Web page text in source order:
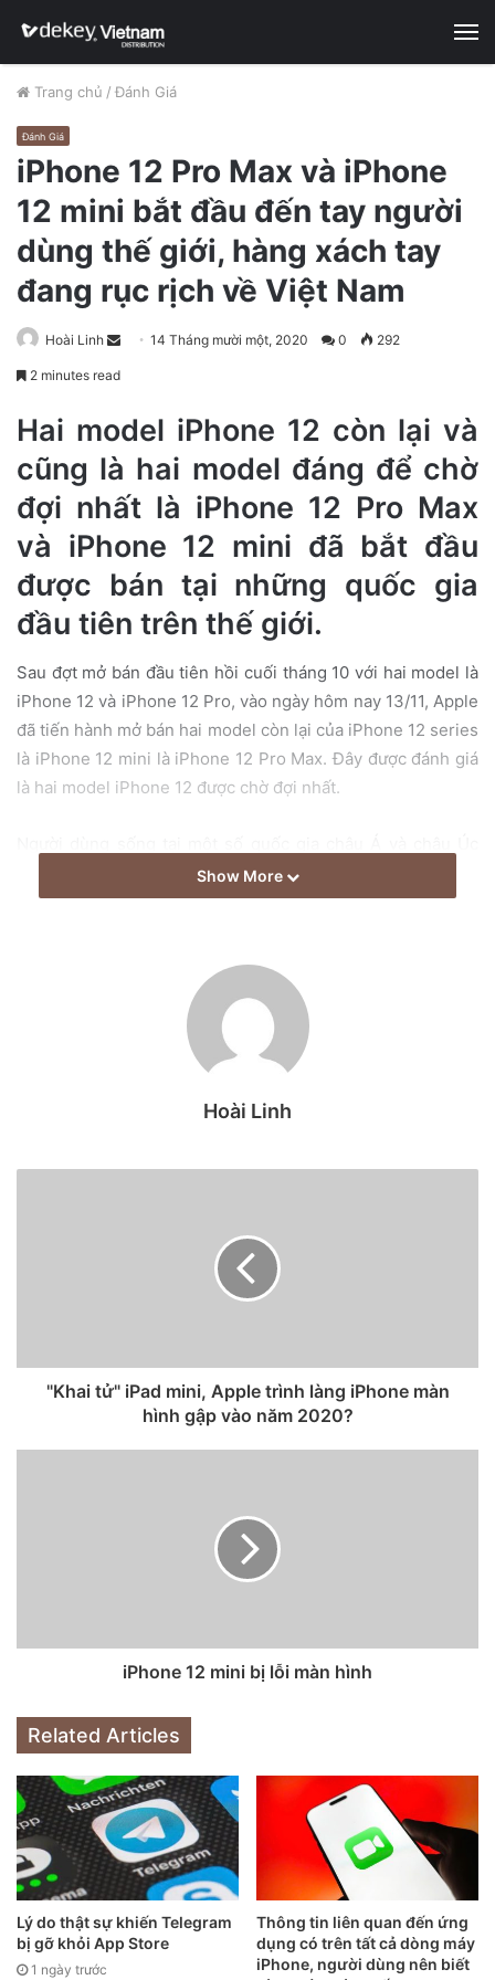
Trang chủ / Đánh Giá
Đánh Giá
iPhone 12 Pro Max và iPhone
12 mini bắt đầu đến tay người
dùng thế giới, hàng xách tay
đang rục rịch về Việt Nam
Hoài Linh
a
n
e
a
i
14 Tháng mười một, 2020 0 292
2 minutes read
Hai model iPhone 12 còn lại và
cũng là hai model đáng để chờ
đợi nhất là iPhone 12 Pro Max
và iPhone 12 mini đã bắt đầu
được bán tại những quốc gia
đầu tiên trên thế giới.
Sau đợt mở bán đầu tiên hồi cuối tháng 10 với hai model là
iPhone 12 và iPhone 12 Pro, vào ngày hôm nay 13/11, Apple
đã tiến hành mở bán hai model còn lại của iPhone 12 series
là iPhone 12 mini là iPhone 12 Pro Max. Đây được đánh giá
là hai model iPhone 12 được chờ đợi nhất.
như Australia, New Zealand, Nhật Bản, Singapore hay
Trung Quốc nhờ lợi thế về múi giờ nên có cơ hội được nhận
iPhone mới của mình ngay sau khi nhận được máy.
Không ngạc nhiên khi chiếc iPhone cao cấp nhất là iPhone
12 Pro Max vẫn chiếm được sự quan tâm đông đảo nhất. Ấn
tượng đầu tiên của đa số người dùng về chiếc máy này là
Một người dùng khác tại Nhật Bản cũng chia sẻ hình ảnh
chiếc iPhone 12 Pro Max màu Pacific Blue mà anh này mới
“tậu”. Quan trọng hơn, trong số đó là một hình ảnh so sánh
thước của chiếc iPhone 12 Pro Max so với những model đời
Bên cạnh iPhone 12 Pro Max, cũng có một số người dùng
Show More
Hoài Linh
"Khai tử" iPad mini, Apple trình làng iPhone màn
hình gập vào năm 2020?
iPhone 12 mini bị lỗi màn hình
Related Articles
Lý do thật sự khiến Telegram
bị gỡ khỏi App Store
1 ngày trước
Thông tin liên quan đến ứng
dụng có trên tất cả dòng máy
iPhone, người dùng nên biết